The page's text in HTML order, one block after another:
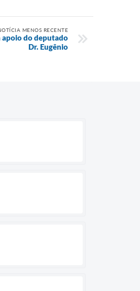
MENOS RECENTE
apoio do deputado
Dr. Eugênio